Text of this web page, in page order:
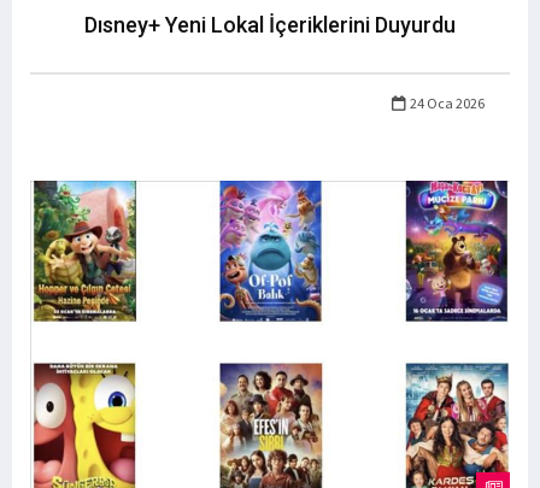
Dısney+ Yeni Lokal İçeriklerini Duyurdu
24 Oca 2026